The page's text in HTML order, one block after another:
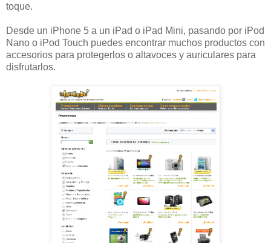
toque.
Desde un iPhone 5 a un iPad o iPad Mini, pasando por iPod
Nano o iPod Touch puedes encontrar muchos productos con
accesorios para protegerlos o altavoces y auriculares para
disfrutarlos.